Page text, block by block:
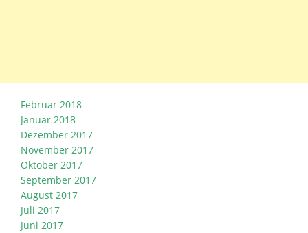
Februar 2018
Januar 2018
Dezember 2017
November 2017
Oktober 2017
September 2017
August 2017
Juli 2017
Juni 2017